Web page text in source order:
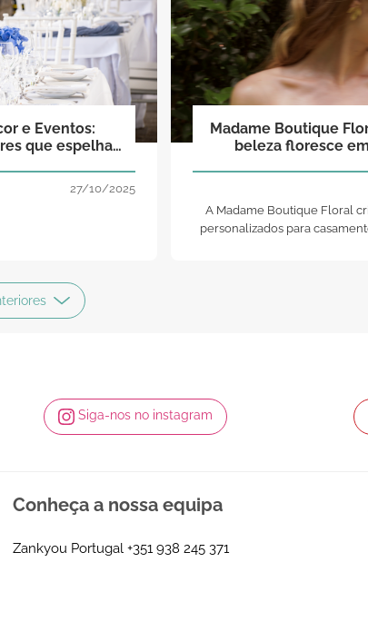
e Eventos:
que espelham
27/10/2025
Madame Boutique
beleza floresce
A Madame Boutique Floral
personalizados para
Siga-nos no instagram
Conheça a nossa equipa
Zankyou Portugal +351 938 245 371